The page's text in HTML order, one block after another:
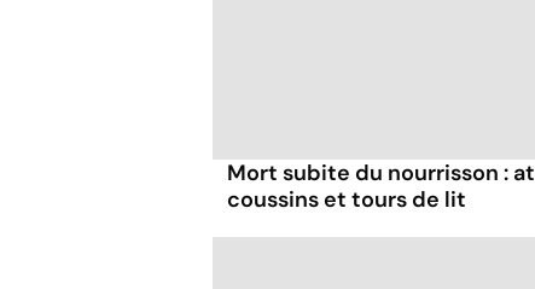
Mort subite du nourrisson :
coussins et tours de lit